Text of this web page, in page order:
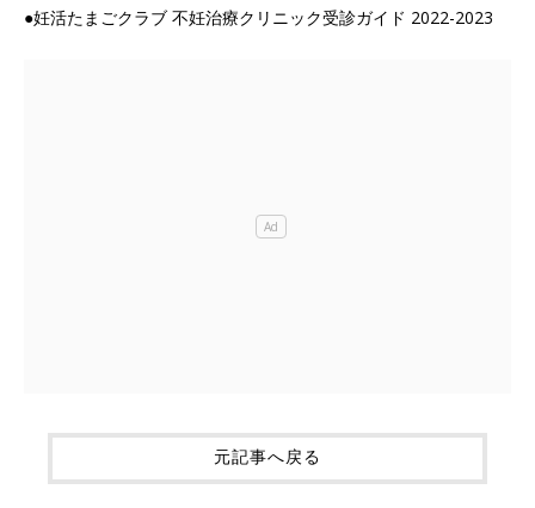
●妊活たまごクラブ 不妊治療クリニック受診ガイド 2022-2023
元記事へ戻る